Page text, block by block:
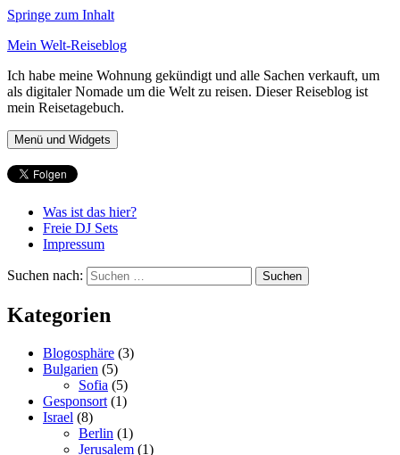
Springe zum Inhalt
Mein Welt-Reiseblog
Ich habe meine Wohnung gekündigt und alle Sachen verkauft, um
als digitaler Nomade um die Welt zu reisen. Dieser Reiseblog ist
mein Reisetagebuch.
Menü und Widgets
Was ist das hier?
Freie DJ Sets
Impressum
Suchen nach:
Kategorien
Blogosphäre (3)
Bulgarien (5)
Sofia (5)
Gesponsort (1)
Israel (8)
Berlin (1)
Jerusalem (1)